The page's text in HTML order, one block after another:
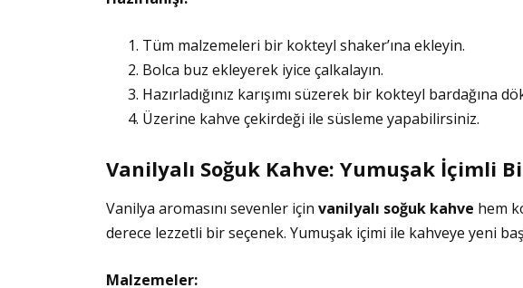
Tüm malzemeleri bir kokteyl shaker’ına ekleyin.
Bolca buz ekleyerek iyice çalkalayın.
Hazırladığınız karışımı süzerek bir kokteyl bardağına
Üzerine kahve çekirdeği ile süsleme yapabilirsiniz.
Vanilyalı Soğuk Kahve: Yumuşak İçimli
Vanilya aromasını sevenler için vanilyalı soğuk kahve hem
derece lezzetli bir seçenek. Yumuşak içimi ile kahveye yeni
Malzemeler: